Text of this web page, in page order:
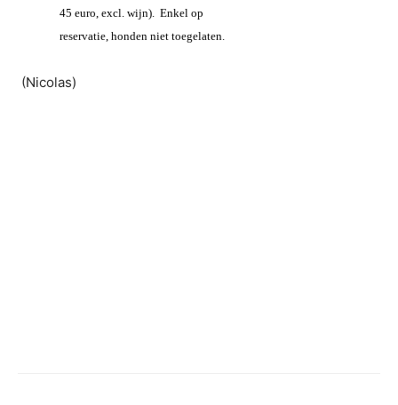
45 euro, excl. wijn).Enkel op
reservatie, honden niet toegelaten.
(Nicolas)